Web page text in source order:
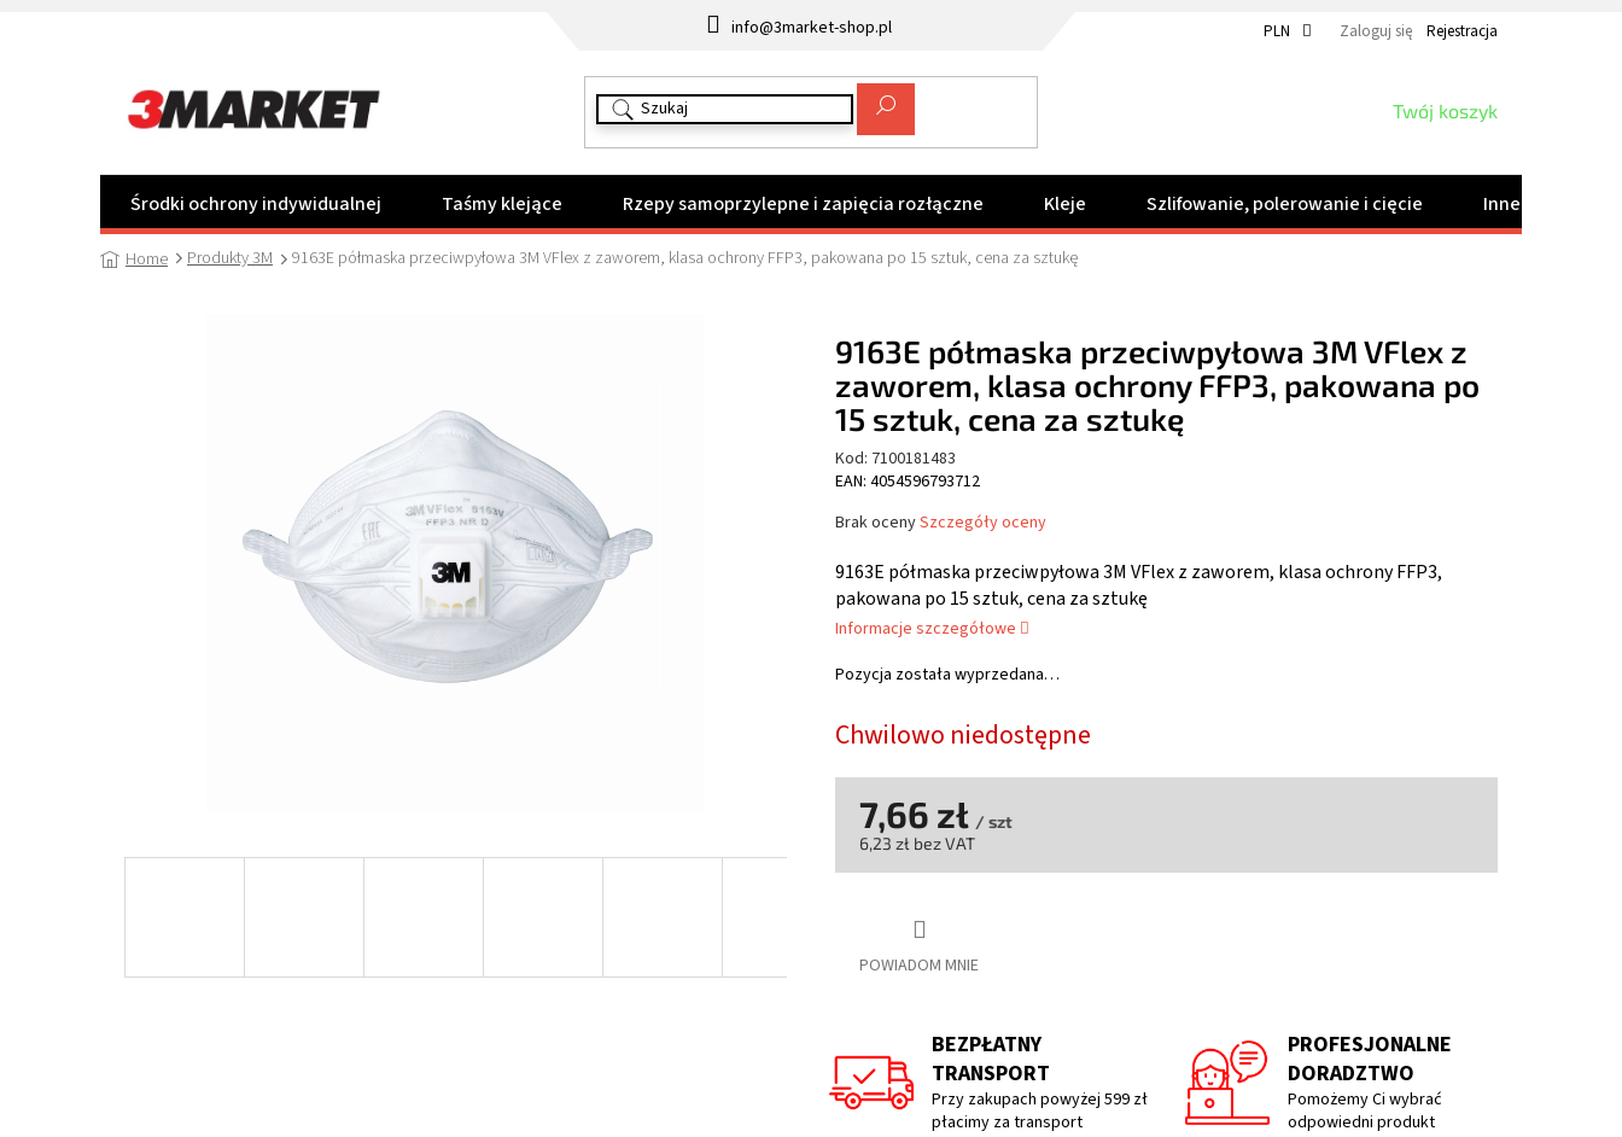
info@3market-shop.pl PLN Zaloguj się Rejestracja
KOSZYK
Twój koszyk
Środki ochrony indywidualnej Taśmy klejące Rzepy samoprzylepne i zapięcia rozłączne Kleje Szlifowanie, polerowanie i cięcie Inne produkty
Home Produkty 3M 9163E półmaska przeciwpyłowa 3M VFlex z zaworem, klasa ochrony FFP3, pakowana po 15 sztuk, cena za sztukę
Chwilowo niedostępne
Pozycja została wyprzedana…
9163E półmaska przeciwpyłowa 3M VFlex z zaworem, klasa ochrony FFP3,
pakowana po 15 sztuk, cena za sztukę
Informacje szczegółowe
POWIADOM MNIE
7,66 zł / szt
6,23 zł bez VAT
9163E półmaska przeciwpyłowa 3M VFlex z
zaworem, klasa ochrony FFP3, pakowana po
15 sztuk, cena za sztukę
Kod: 7100181483
EAN: 4054596793712
Średnia
produktu
wynosi
0,0
na
gwiazdek.
Brak ocenySzczegóły oceny
BEZPŁATNY
TRANSPORT
Przy zakupach powyżej 599 zł
płacimy za transport
PROFESJONALNE
DORADZTWO
Pomożemy Ci wybrać
odpowiedni produkt